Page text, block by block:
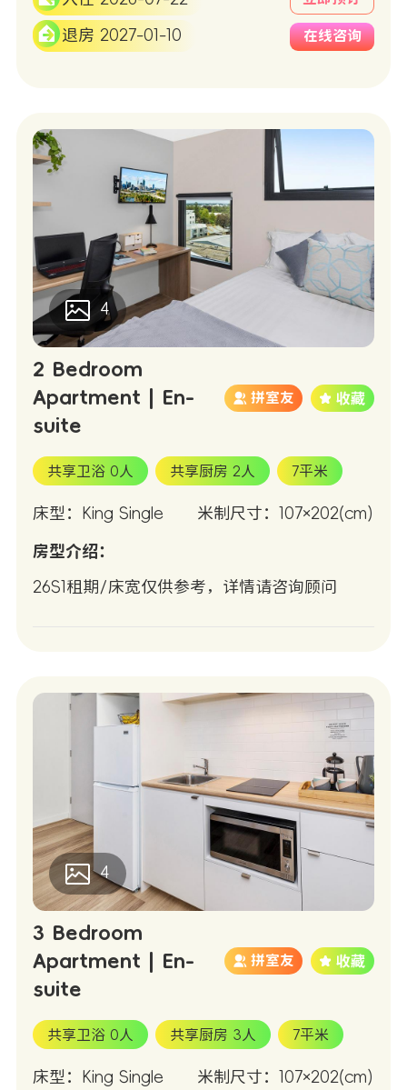
退房 2027-01-10 在线咨询
4
2 Bedroom
Apartment | En-
suite
拼室友
共享卫浴 0人 共享厨房 2人 7平米
床型：King Single 米制尺寸：107×202(cm)
房型介绍：
26S1租期/床宽仅供参考，详情请咨询顾问
4
3 Bedroom
Apartment | En-
suite
拼室友
共享卫浴 0人 共享厨房 3人 7平米
床型：King Single 米制尺寸：107×202(cm)